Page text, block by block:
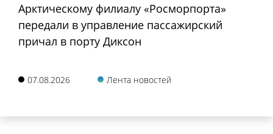
Арктическому филиалу «Росморпорта»
передали в управление пассажирский
причал в порту Диксон
07.08.2026 Лента новостей